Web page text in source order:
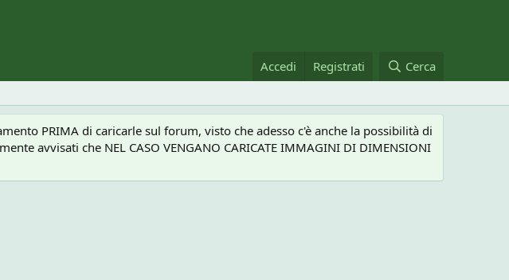
Accedi Registrati Cerca
PRIMA di caricarle sul forum, visto che adesso c'è anche la possibilità di
avvisati che NEL CASO VENGANO CARICATE IMMAGINI DI DIMENSIONI